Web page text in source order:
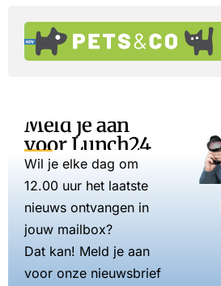
Meld je aan
voor Lunch24
Wil je elke dag om
12.00 uur het laatste
nieuws ontvangen in
jouw mailbox?
Dat kan! Meld je aan
voor onze nieuwsbrief